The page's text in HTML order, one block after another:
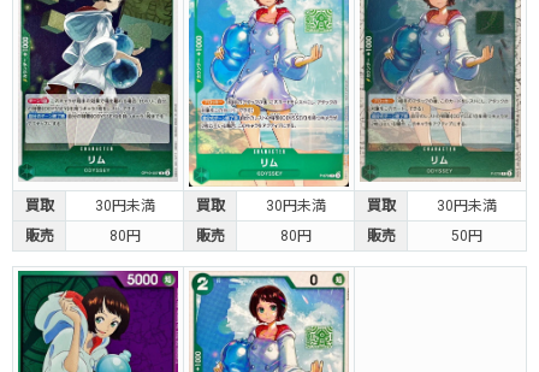
買取 30円未満 買取 30円未満 買取
30円未満
販売
80円 販売 80円 販売 50円